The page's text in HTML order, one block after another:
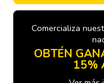
Comercializa
OBTÉN
15%